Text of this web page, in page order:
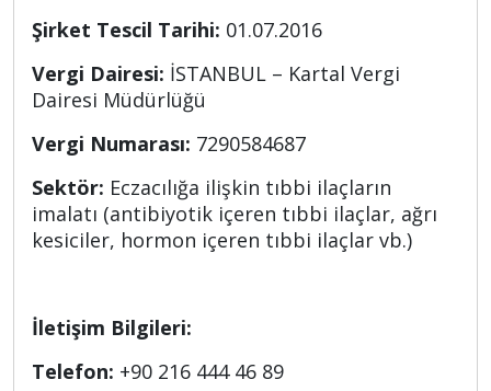
Şirket Tescil Tarihi: 01.07.2016
Vergi Dairesi: İSTANBUL – Kartal Vergi
Dairesi Müdürlüğü
Vergi Numarası: 7290584687
Sektör: Eczacılığa ilişkin tıbbi ilaçların
imalatı (antibiyotik içeren tıbbi ilaçlar, ağrı
kesiciler, hormon içeren tıbbi ilaçlar vb.)
İletişim Bilgileri:
Telefon: +90 216 444 46 89